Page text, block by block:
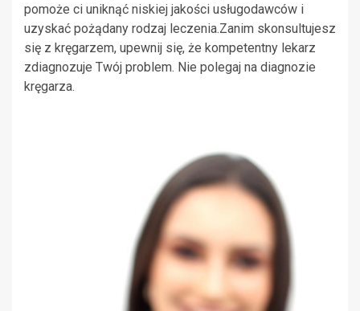
pomoże ci uniknąć niskiej jakości usługodawców i
uzyskać pożądany rodzaj leczenia.Zanim skonsultujesz
się z kręgarzem, upewnij się, że kompetentny lekarz
zdiagnozuje Twój problem. Nie polegaj na diagnozie
kręgarza.